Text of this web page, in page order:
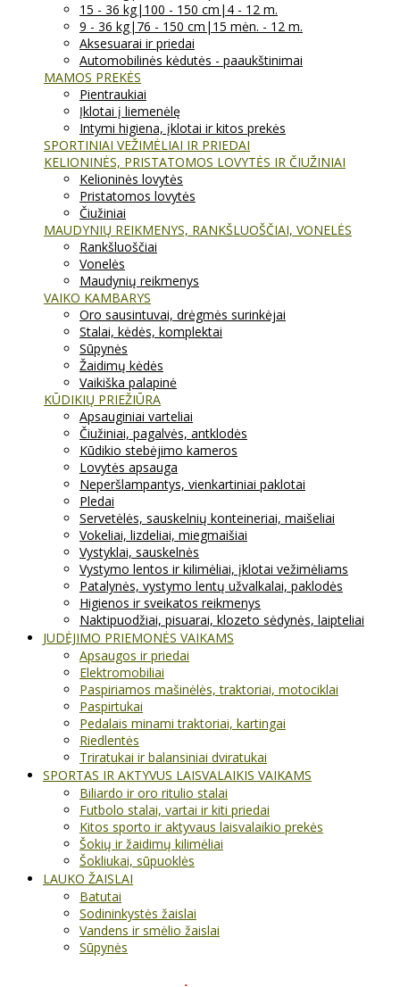
15 - 36 kg|100 - 150 cm|4 - 12 m.
9 - 36 kg|76 - 150 cm|15 mėn. - 12 m.
Aksesuarai ir priedai
Automobilinės kėdutės - paaukštinimai
MAMOS PREKĖS
Pientraukiai
Įklotai į liemenėlę
Intymi higiena, įklotai ir kitos prekės
SPORTINIAI VEŽIMĖLIAI IR PRIEDAI
KELIONINĖS, PRISTATOMOS LOVYTĖS IR ČIUŽINIAI
Kelioninės lovytės
Pristatomos lovytės
Čiužiniai
MAUDYNIŲ REIKMENYS, RANKŠLUOŠČIAI, VONELĖS
Rankšluoščiai
Vonelės
Maudynių reikmenys
VAIKO KAMBARYS
Oro sausintuvai, drėgmės surinkėjai
Stalai, kėdės, komplektai
Sūpynės
Žaidimų kėdės
Vaikiška palapinė
KŪDIKIŲ PRIEŽIŪRA
Apsauginiai varteliai
Čiužiniai, pagalvės, antklodės
Kūdikio stebėjimo kameros
Lovytės apsauga
Neperšlampantys, vienkartiniai paklotai
Pledai
Servetėlės, sauskelnių konteineriai, maišeliai
Vokeliai, lizdeliai, miegmaišiai
Vystyklai, sauskelnės
Vystymo lentos ir kilimėliai, įklotai vežimėliams
Patalynės, vystymo lentų užvalkalai, paklodės
Higienos ir sveikatos reikmenys
Naktipuodžiai, pisuarai, klozeto sėdynės, laipteliai
JUDĖJIMO PRIEMONĖS VAIKAMS
Apsaugos ir priedai
Elektromobiliai
Paspiriamos mašinėlės, traktoriai, motociklai
Paspirtukai
Pedalais minami traktoriai, kartingai
Riedlentės
Triratukai ir balansiniai dviratukai
SPORTAS IR AKTYVUS LAISVALAIKIS VAIKAMS
Biliardo ir oro ritulio stalai
Futbolo stalai, vartai ir kiti priedai
Kitos sporto ir aktyvaus laisvalaikio prekės
Šokių ir žaidimų kilimėliai
Šokliukai, sūpuoklės
LAUKO ŽAISLAI
Batutai
Sodininkystės žaislai
Vandens ir smėlio žaislai
Sūpynės